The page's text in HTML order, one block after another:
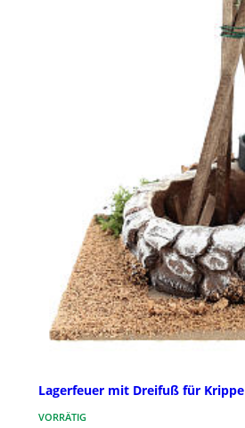
Lagerfeuer mit Dreifuß für Krippe
VORRÄTIG